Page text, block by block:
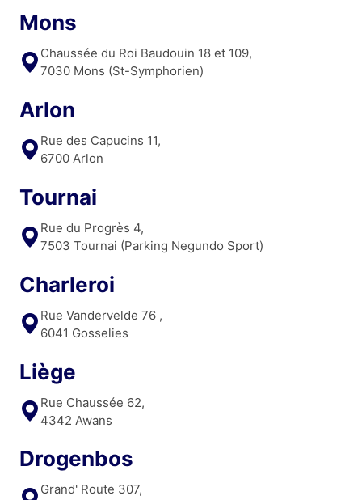
Mons
Chaussée du Roi Baudouin 18 et 109,
7030 Mons (St-Symphorien)
Arlon
Rue des Capucins 11,
6700 Arlon
Tournai
Rue du Progrès 4,
7503 Tournai (Parking Negundo Sport)
Charleroi
Rue Vandervelde 76 ,
6041 Gosselies
Liège
Rue Chaussée 62,
4342 Awans
Drogenbos
Grand' Route 307,